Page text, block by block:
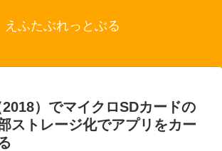
えふたぶれっとぶる
）でマイクロSDカードの
ストレージ化でアプリをカー